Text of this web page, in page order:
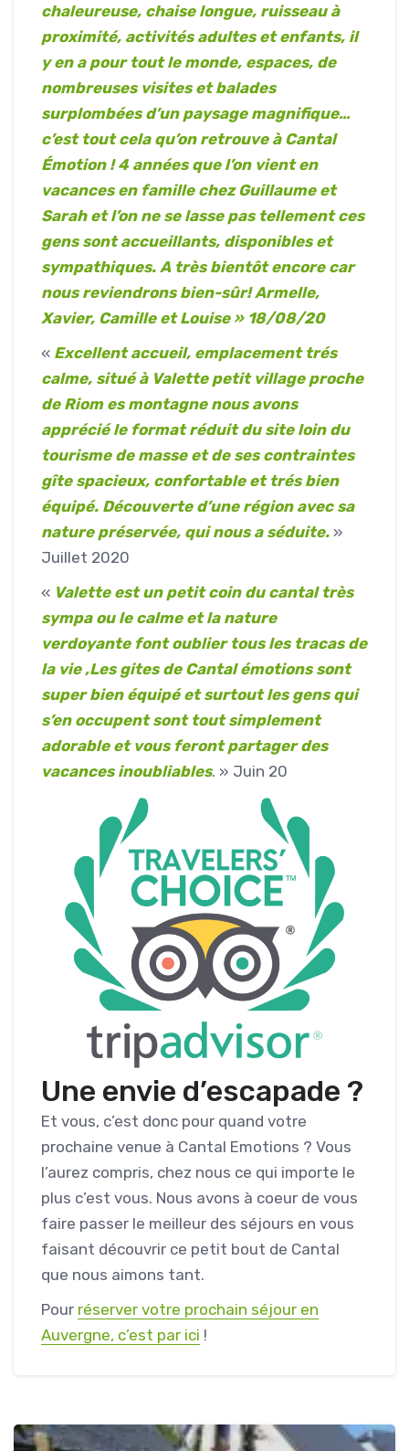
chaleureuse, chaise longue, ruisseau à
proximité, activités adultes et enfants, il
y en a pour tout le monde, espaces, de
nombreuses visites et balades
surplombées d’un paysage magnifique…
c’est tout cela qu’on retrouve à Cantal
Émotion ! 4 années que l’on vient en
vacances en famille chez Guillaume et
Sarah et l’on ne se lasse pas tellement ces
gens sont accueillants, disponibles et
sympathiques. A très bientôt encore car
nous reviendrons bien-sûr! Armelle,
Xavier, Camille et Louise » 18/08/20
« Excellent accueil, emplacement trés
calme, situé à Valette petit village proche
de Riom es montagne nous avons
apprécié le format réduit du site loin du
tourisme de masse et de ses contraintes
gîte spacieux, confortable et trés bien
équipé. Découverte d’une région avec sa
nature préservée, qui nous a séduite. »
Juillet 2020
« Valette est un petit coin du cantal très
sympa ou le calme et la nature
verdoyante font oublier tous les tracas de
la vie ,Les gites de Cantal émotions sont
super bien équipé et surtout les gens qui
s’en occupent sont tout simplement
adorable et vous feront partager des
vacances inoubliables. » Juin 20
Une envie d’escapade ?
Et vous, c’est donc pour quand votre
prochaine venue à Cantal Emotions ? Vous
l’aurez compris, chez nous ce qui importe le
plus c’est vous. Nous avons à coeur de vous
faire passer le meilleur des séjours en vous
faisant découvrir ce petit bout de Cantal
que nous aimons tant.
Pour réserver votre prochain séjour en
Auvergne, c’est par ici !